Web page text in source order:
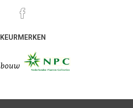
KEURMERKEN